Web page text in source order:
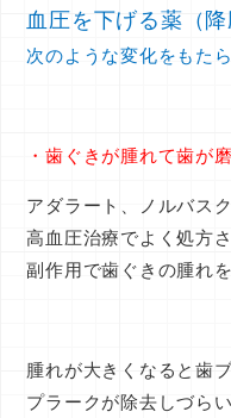
血圧を下げる薬（
次のような変化をもたら
・歯ぐきが腫れて歯が
アダラート、ノルバス
高血圧治療でよく処方
副作用で歯ぐきの腫れ
腫れが大きくなると歯
プラークが除去しづらい